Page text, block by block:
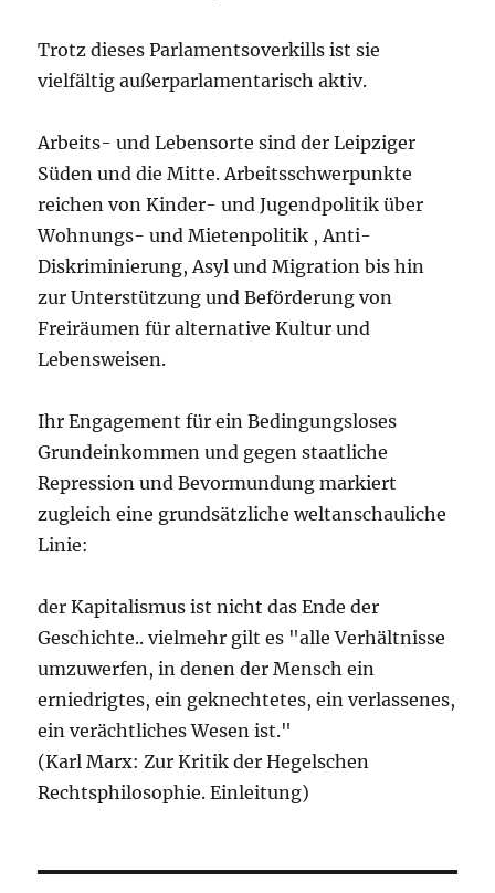
Trotz dieses Parlamentsoverkills ist sie
vielfältig außerparlamentarisch aktiv.
Arbeits- und Lebensorte sind der Leipziger
Süden und die Mitte. Arbeitsschwerpunkte
reichen von Kinder- und Jugendpolitik über
Wohnungs- und Mietenpolitik , Anti-
Diskriminierung, Asyl und Migration bis hin
zur Unterstützung und Beförderung von
Freiräumen für alternative Kultur und
Lebensweisen.
Ihr Engagement für ein Bedingungsloses
Grundeinkommen und gegen staatliche
Repression und Bevormundung markiert
zugleich eine grundsätzliche weltanschauliche
Linie:
der Kapitalismus ist nicht das Ende der
Geschichte.. vielmehr gilt es "alle Verhältnisse
umzuwerfen, in denen der Mensch ein
erniedrigtes, ein geknechtetes, ein verlassenes,
ein verächtliches Wesen ist."
(Karl Marx: Zur Kritik der Hegelschen
Rechtsphilosophie. Einleitung)